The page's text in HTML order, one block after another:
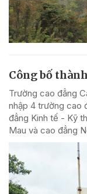
Công bố
Trường cao đẳng
nhập 4 trường cao
đẳng Kinh tế - Kỹ
Mau và cao đẳng